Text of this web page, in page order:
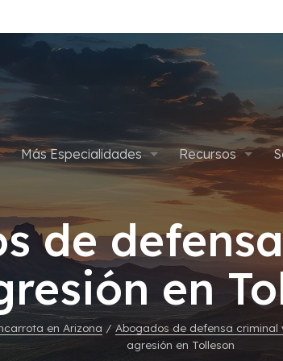
7
13
de Crédito
Más Especialidades
Apelaciones
Asalto y Agresión
Defensa Criminal
Homicidios
Defensa de Drogas Cancelar
Delitos Sexuales
Recursos
Planes de Pago
Blog
de
en
en Arizona / Abogados de defensa criminal
agresión en Tolleson